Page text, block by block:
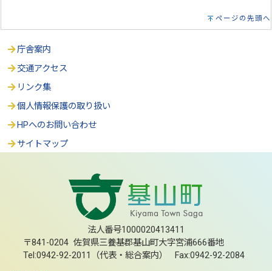
ページの先頭へ
庁舎案内
交通アクセス
リンク集
個人情報保護の取り扱い
HPへのお問い合わせ
サイトマップ
法人番号1000020413411
〒841-0204 佐賀県三養基郡基山町大字宮浦666番地
Tel:0942-92-2011（代表・総合案内） Fax:0942-92-2084